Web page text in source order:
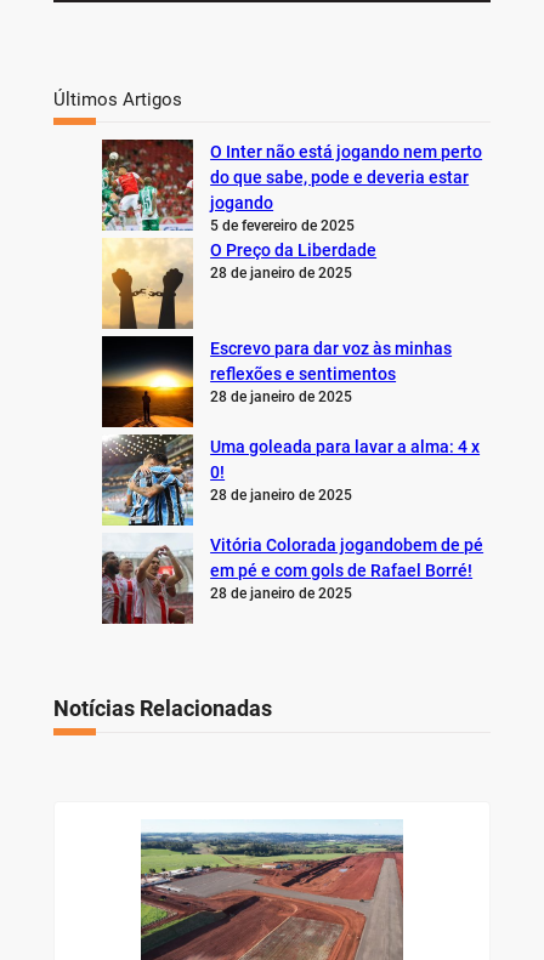
Últimos Artigos
O Inter não está jogando nem perto
do que sabe, pode e deveria estar
jogando
5 de fevereiro de 2025
O Preço da Liberdade
28 de janeiro de 2025
Escrevo para dar voz às minhas
reflexões e sentimentos
28 de janeiro de 2025
Uma goleada para lavar a alma: 4 x
0!
28 de janeiro de 2025
Vitória Colorada jogandobem de pé
em pé e com gols de Rafael Borré!
28 de janeiro de 2025
Notícias Relacionadas